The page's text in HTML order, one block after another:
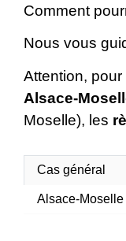
Comment
Nous vous
Attention,
Alsace-
Moselle), les
Cas général
Alsace-Moselle